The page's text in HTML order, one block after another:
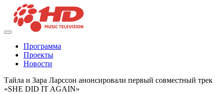
Программа
Проекты
Новости
Тайла и Зара Ларссон анонсировали первый совместный трек
«SHE DID IT AGAIN»